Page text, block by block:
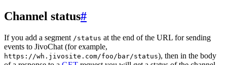
Channel status#
If you add a segment /status at the end of the URL for sending
events to JivoChat (for example,
https://wh.jivosite.com/foo/bar/status), then in the body